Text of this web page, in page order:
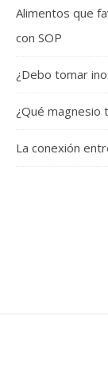
Alimentos que
con SOP
¿Debo tomar
¿Qué magnesio
La conexión